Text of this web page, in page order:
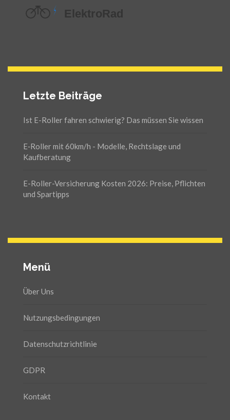
Letzte Beiträge
Ist E-Roller fahren schwierig? Das müssen Sie wissen
E‑Roller mit 60km/h - Modelle, Rechtslage und
Kaufberatung
E-Roller-Versicherung Kosten 2026: Preise, Pflichten
und Spartipps
Menü
Über Uns
Nutzungsbedingungen
Datenschutzrichtlinie
GDPR
Kontakt